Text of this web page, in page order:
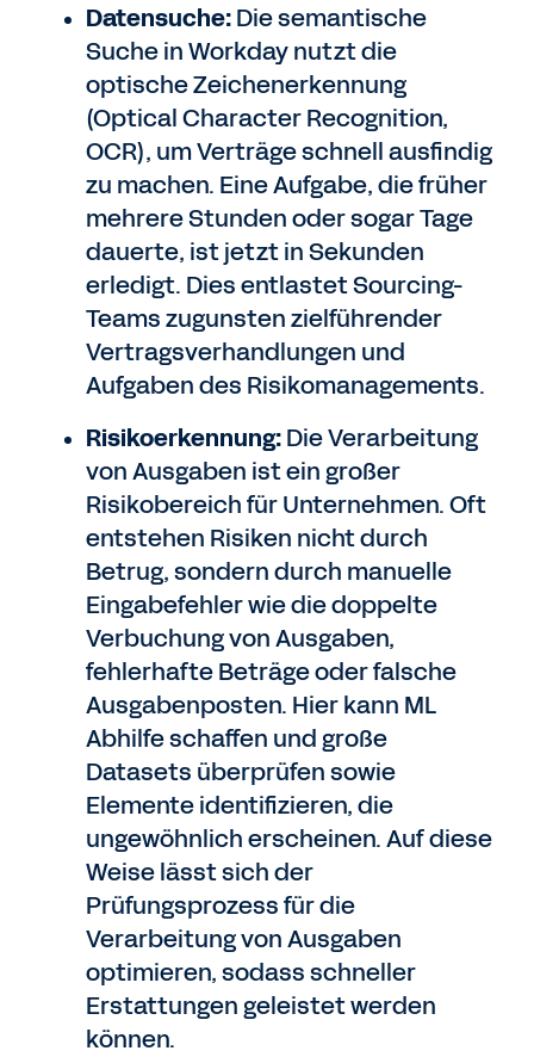
Datensuche:Die semantische
Suche in Workday nutzt die
optische Zeichenerkennung
(Optical Character Recognition,
OCR), um Verträge schnell ausfindig
zu machen. Eine Aufgabe, die früher
mehrere Stunden oder sogar Tage
dauerte, ist jetzt in Sekunden
erledigt. Dies entlastet Sourcing-
Teams zugunsten zielführender
Vertragsverhandlungen und
Aufgaben des Risikomanagements.
Risikoerkennung:Die Verarbeitung
von Ausgaben ist ein großer
Risikobereich für Unternehmen. Oft
entstehen Risiken nicht durch
Betrug, sondern durch manuelle
Eingabefehler wie die doppelte
Verbuchung von Ausgaben,
fehlerhafte Beträge oder falsche
Ausgabenposten. Hier kann ML
Abhilfe schaffen und große
Datasets überprüfen sowie
Elemente identifizieren, die
ungewöhnlich erscheinen. Auf diese
Weise lässt sich der
Prüfungsprozess für die
Verarbeitung von Ausgaben
optimieren, sodass schneller
Erstattungen geleistet werden
können.